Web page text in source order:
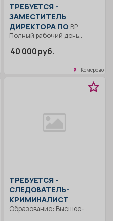
ТРЕБУЕТСЯ -
ЗАМЕСТИТЕЛЬ
ДИРЕКТОРА ПО ВР
Полный рабочий день..
40 000 руб.
г Кемерово
ТРЕБУЕТСЯ -
СЛЕДОВАТЕЛЬ-
КРИМИНАЛИСТ
Образование: Высшее-
бакалавриат..